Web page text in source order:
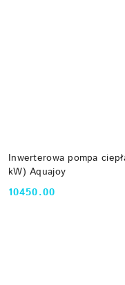
Inwerterowa pompa
kW) Aquajoy
Cena:
10450.00